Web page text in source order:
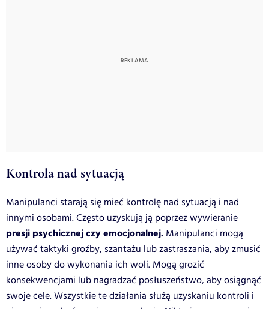
Kontrola nad sytuacją
Manipulanci starają się mieć kontrolę nad sytuacją i nad
innymi osobami. Często uzyskują ją poprzez wywieranie
presji psychicznej czy emocjonalnej. Manipulanci mogą
używać taktyki groźby, szantażu lub zastraszania, aby zmusić
inne osoby do wykonania ich woli. Mogą grozić
konsekwencjami lub nagradzać posłuszeństwo, aby osiągnąć
swoje cele. Wszystkie te działania służą uzyskaniu kontroli i